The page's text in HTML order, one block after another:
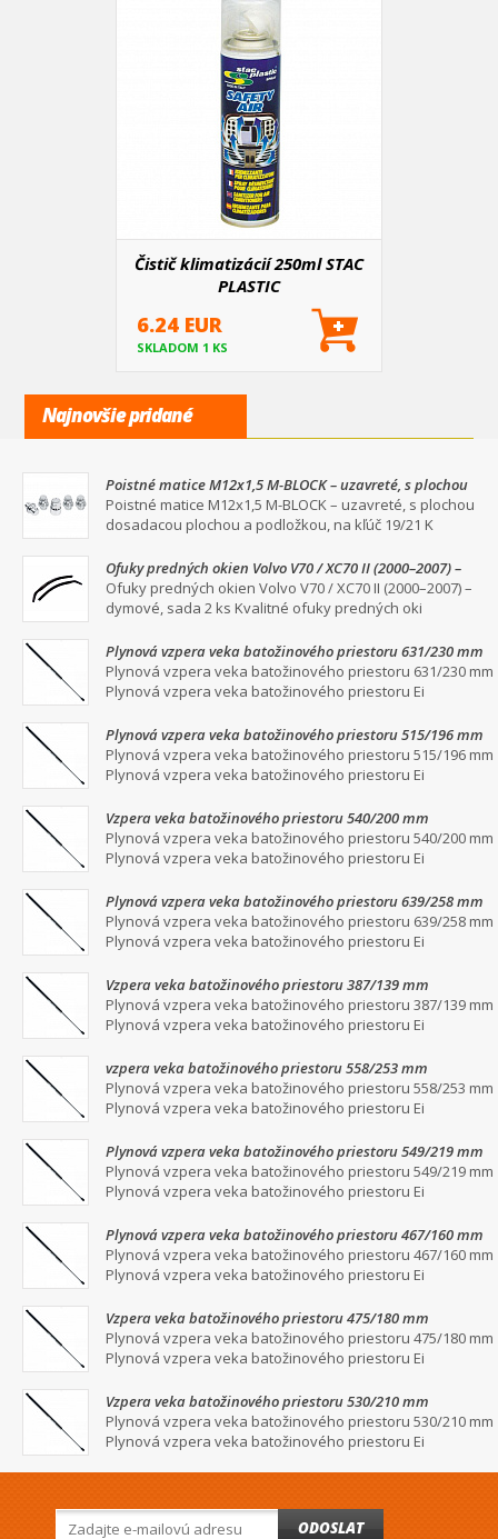
Čistič klimatizácií 250ml STAC
PLASTIC
6.24 EUR
SKLADOM 1 KS
Najnovšie pridané
Poistné matice M12x1,5 M-BLOCK – uzavreté, s plochou
dosadacou plochou a podložkou, na kľúč 19/21
Poistné matice M12x1,5 M-BLOCK – uzavreté, s plochou
dosadacou plochou a podložkou, na kľúč 19/21 K
Ofuky predných okien Volvo V70 / XC70 II (2000–2007) –
dymové, sada 2 ks
Ofuky predných okien Volvo V70 / XC70 II (2000–2007) –
dymové, sada 2 ks Kvalitné ofuky predných oki
Plynová vzpera veka batožinového priestoru 631/230 mm
Plynová vzpera veka batožinového priestoru 631/230 mm
Plynová vzpera veka batožinového priestoru Ei
Plynová vzpera veka batožinového priestoru 515/196 mm
Plynová vzpera veka batožinového priestoru 515/196 mm
Plynová vzpera veka batožinového priestoru Ei
Vzpera veka batožinového priestoru 540/200 mm
Plynová vzpera veka batožinového priestoru 540/200 mm
Plynová vzpera veka batožinového priestoru Ei
Plynová vzpera veka batožinového priestoru 639/258 mm
Plynová vzpera veka batožinového priestoru 639/258 mm
Plynová vzpera veka batožinového priestoru Ei
Vzpera veka batožinového priestoru 387/139 mm
Plynová vzpera veka batožinového priestoru 387/139 mm
Plynová vzpera veka batožinového priestoru Ei
vzpera veka batožinového priestoru 558/253 mm
Plynová vzpera veka batožinového priestoru 558/253 mm
Plynová vzpera veka batožinového priestoru Ei
Plynová vzpera veka batožinového priestoru 549/219 mm
Plynová vzpera veka batožinového priestoru 549/219 mm
Plynová vzpera veka batožinového priestoru Ei
Plynová vzpera veka batožinového priestoru 467/160 mm
Plynová vzpera veka batožinového priestoru 467/160 mm
Plynová vzpera veka batožinového priestoru Ei
Vzpera veka batožinového priestoru 475/180 mm
Plynová vzpera veka batožinového priestoru 475/180 mm
Plynová vzpera veka batožinového priestoru Ei
Vzpera veka batožinového priestoru 530/210 mm
Plynová vzpera veka batožinového priestoru 530/210 mm
Plynová vzpera veka batožinového priestoru Ei
ODOSLAT